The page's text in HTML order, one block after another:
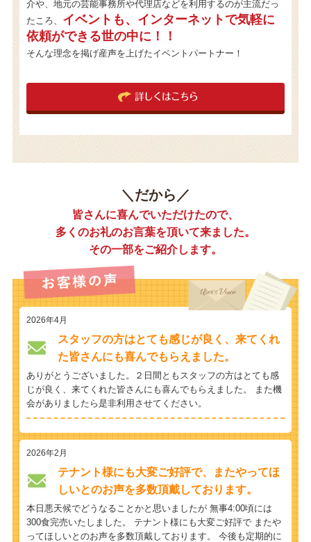
介や、地元の芸能事務所や代理店などを利用するのが主流だっ
たころ、 イベントも、インターネットで気軽に
依頼ができる世の中に！！
そんな理念を掲げ産声を上げたイベントパートナー！
詳しくはこちら
＼だから／
皆さんに喜んでいただけたので、
多くのお礼のお言葉を頂いて来ました。
その一部をご紹介します。
2026年4月
スタッフの方はとても感じが良く、来てくれ
た皆さんにも喜んでもらえました。
ありがとうございました。２日間ともスタッフの方はとても感
じが良く、来てくれた皆さんにも喜んでもらえました。 また機
会がありましたら是非利用させてください。
2026年2月
テナント様にも大変ご好評で、またやってほ
しいとのお声を多数頂戴しております。
本日悪天候でどうなることかと思いましたが 無事4:00頃には
300食完売いたしました。 テナント様にも大変ご好評で またや
ってほしいとのお声を多数頂戴しております。 今後も定期的に